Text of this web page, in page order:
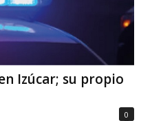
Izúcar; su propio
0